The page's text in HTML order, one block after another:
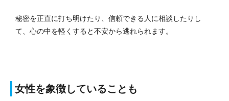
秘密を正直に打ち明けたり、信頼できる人に相談したりし
て、心の中を軽くすると不安から逃れられます。
女性を象徴していることも